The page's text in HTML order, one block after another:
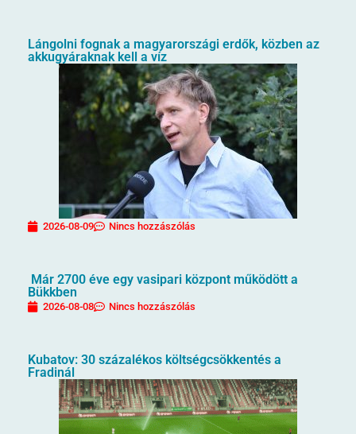
Lángolni fognak a magyarországi erdők, közben az
akkugyáraknak kell a víz
2026-08-09 Nincs hozzászólás
Már 2700 éve egy vasipari központ működött a
Bükkben
2026-08-08 Nincs hozzászólás
Kubatov: 30 százalékos költségcsökkentés a
Fradinál